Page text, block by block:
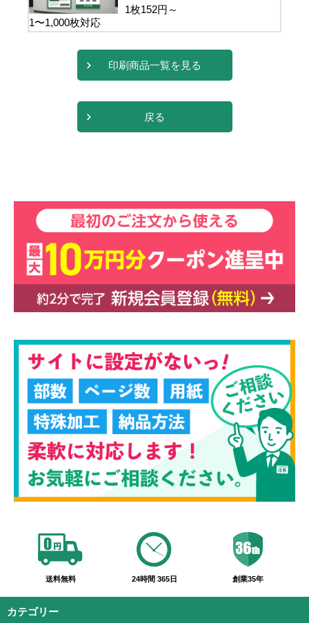
送料無料 24時間 365日 創業35年
カテゴリー
1〜1,000枚対応
1枚152円～
印刷商品一覧を見る
戻る